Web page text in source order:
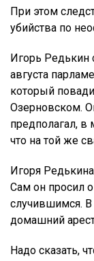
При этом
убийства по
Игорь Редькин
августа
который
Озерновском.
предполагал,
что на той же
Игоря
Сам он просил
случившимся. В
домашний
Надо сказать,